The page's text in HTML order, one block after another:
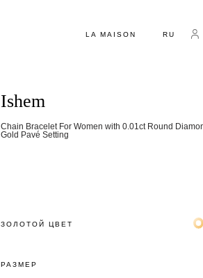
LA MAISON RU
Ishem
Chain Bracelet For Women with 0.01ct Round
Gold Pavé Setting
ЗОЛОТОЙ ЦВЕТ
РАЗМЕР